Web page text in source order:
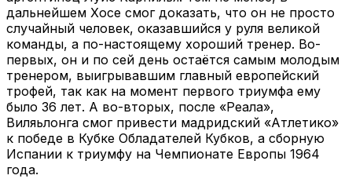
дальнейшем Хосе смог доказать, что он не просто
случайный человек, оказавшийся у руля великой
команды, а по-настоящему хороший тренер. Во-
первых, он и по сей день остаётся самым молодым
тренером, выигрывавшим главный европейский
трофей, так как на момент первого триумфа ему
было 36 лет. А во-вторых, после «Реала»,
Виляьлонга смог привести мадридский «Атлетико»
к победе в Кубке Обладателей Кубков, а сборную
Испании к триумфу на Чемпионате Европы 1964
года.